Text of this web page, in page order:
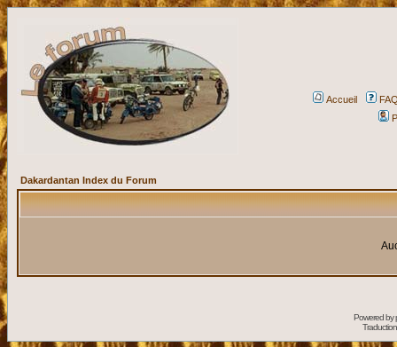
Accueil
Dakardantan Index du Forum
Powered by